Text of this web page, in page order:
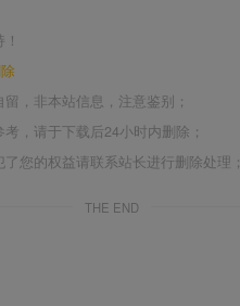
，非本站信息，注意鉴别；
，请于下载后24小时内删除；
您的权益请联系站长进行删除处理；
THE END